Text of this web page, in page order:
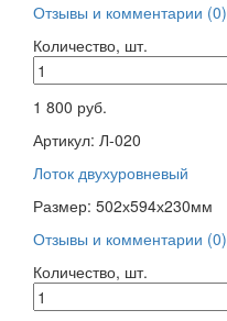
Отзывы и комментарии (0)
Количество, шт.
1 800 руб.
Артикул: Л-020
Лоток двухуровневый
Размер: 502х594х230мм
Отзывы и комментарии (0)
Количество, шт.